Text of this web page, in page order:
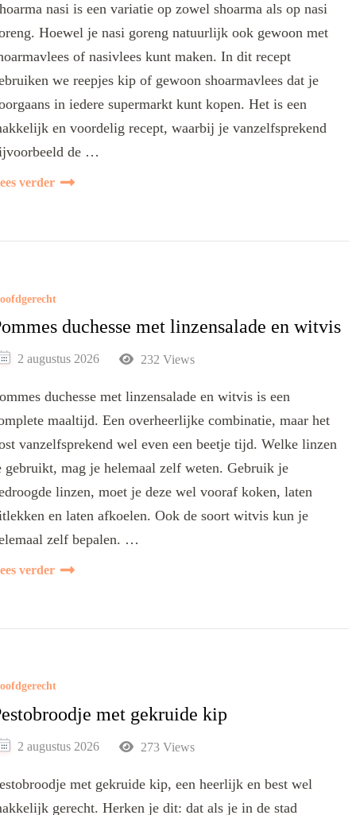
nasi is een variatie op zowel shoarma als op nasi
Hoewel je nasi goreng natuurlijk ook gewoon met
of nasivlees kunt maken. In dit recept
we reepjes kip of gewoon shoarmavlees dat je
in iedere supermarkt kunt kopen. Het is een
en voordelig recept, waarbij je vanzelfsprekend
de …
verder
duchesse met linzensalade en witvis
2 augustus 2026 232 Views
duchesse met linzensalade en witvis is een
maaltijd. Een overheerlijke combinatie, maar het
vanzelfsprekend wel even een beetje tijd. Welke linzen
gebruikt, mag je helemaal zelf weten. Gebruik je
linzen, moet je deze wel vooraf koken, laten
en laten afkoelen. Ook de soort witvis kun je
zelf bepalen. …
verder
met gekruide kip
2 augustus 2026 273 Views
met gekruide kip, een heerlijk en best wel
gerecht. Herken je dit: dat als je in de stad